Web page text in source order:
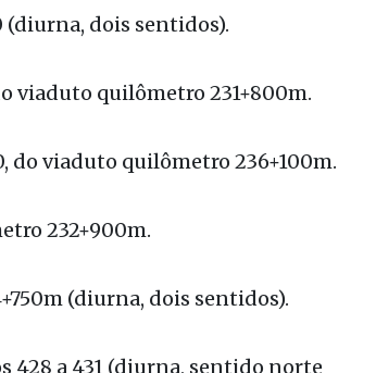
(diurna, dois sentidos).
viaduto quilômetro 231+800m.
viaduto quilômetro 236+100m.
232+900m.
(diurna, dois sentidos).